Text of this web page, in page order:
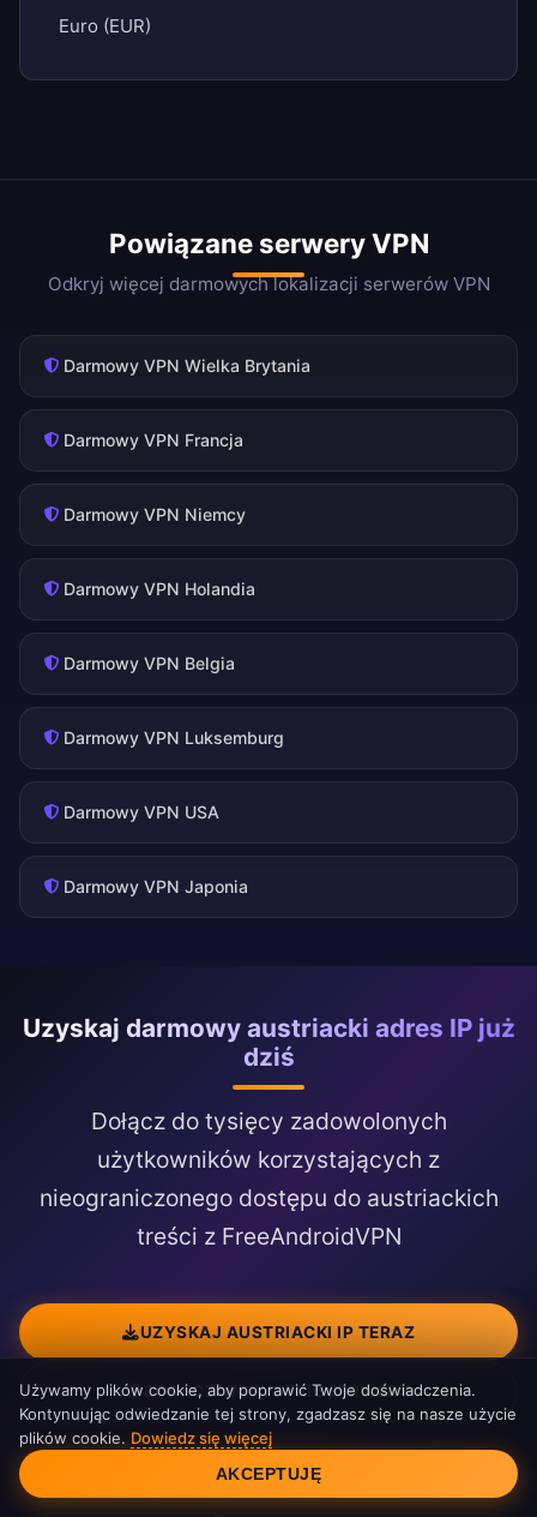
Euro (EUR)
Powiązane serwery VPN
Odkryj więcej darmowych lokalizacji serwerów VPN
Darmowy VPN Wielka Brytania
Darmowy VPN Francja
Darmowy VPN Niemcy
Darmowy VPN Holandia
Darmowy VPN Belgia
Darmowy VPN Luksemburg
Darmowy VPN USA
Darmowy VPN Japonia
Uzyskaj darmowy austriacki adres IP już
dziś
Dołącz do tysięcy zadowolonych
użytkowników korzystających z
nieograniczonego dostępu do austriackich
treści z FreeAndroidVPN
UZYSKAJ AUSTRIACKI IP TERAZ
ZOBACZ WSZYSTKIE SERWERY
Zgoda na pliki cookie
Używamy plików cookie, aby poprawić Twoje doświadczenia.
Kontynuując odwiedzanie tej strony, zgadzasz się na nasze użycie
plików cookie. Dowiedz się więcej
AKCEPTUJĘ